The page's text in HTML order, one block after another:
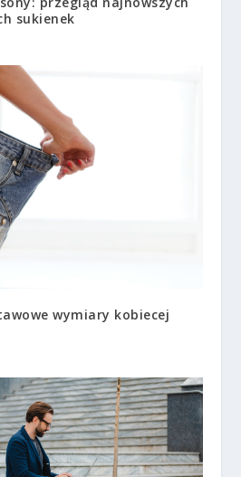
sukienek
wymiary kobiecej